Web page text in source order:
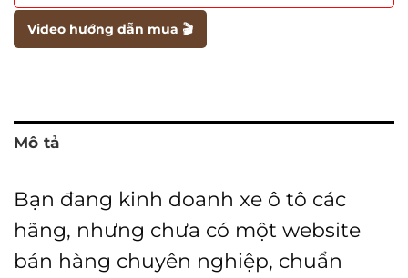
Video hướng dẫn mua 🎬
Mô tả
Bạn đang kinh doanh xe ô tô các
hãng, nhưng chưa có một website
bán hàng chuyên nghiệp, chuẩn